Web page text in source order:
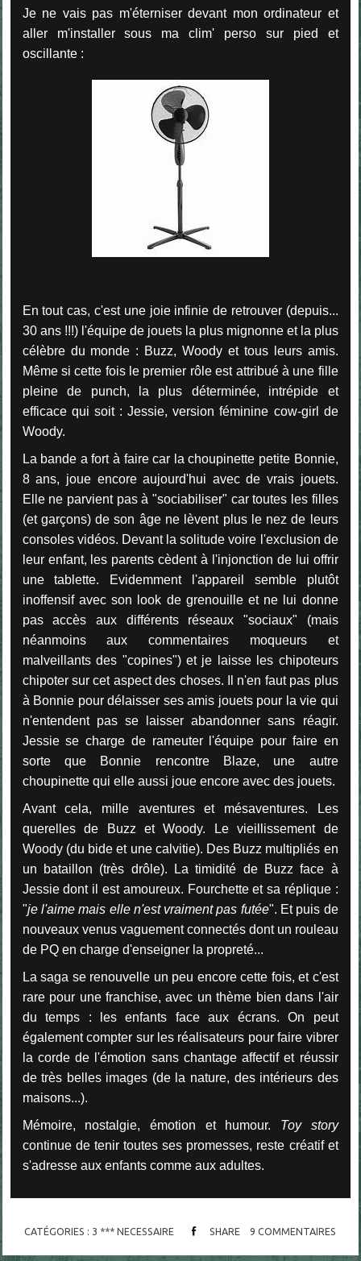
Je ne vais pas m'éterniser devant mon ordinateur et
aller m'installer sous ma clim' perso sur pied et
oscillante :
En tout cas, c'est une joie infinie de retrouver (depuis...
30 ans !!!) l'équipe de jouets la plus mignonne et la plus
célèbre du monde : Buzz, Woody et tous leurs amis.
Même si cette fois le premier rôle est attribué à une fille
pleine de punch, la plus déterminée, intrépide et
efficace qui soit : Jessie, version féminine cow-girl de
Woody.
La bande a fort à faire car la choupinette petite Bonnie,
8 ans, joue encore aujourd'hui avec de vrais jouets.
Elle ne parvient pas à "sociabiliser" car toutes les filles
(et garçons) de son âge ne lèvent plus le nez de leurs
consoles vidéos. Devant la solitude voire l'exclusion de
leur enfant, les parents cèdent à l'injonction de lui offrir
une tablette. Evidemment l'appareil semble plutôt
inoffensif avec son look de grenouille et ne lui donne
pas accès aux différents réseaux "sociaux" (mais
néanmoins aux commentaires moqueurs et
malveillants des "copines") et je laisse les chipoteurs
chipoter sur cet aspect des choses. Il n'en faut pas plus
à Bonnie pour délaisser ses amis jouets pour la vie qui
n'entendent pas se laisser abandonner sans réagir.
Jessie se charge de rameuter l'équipe pour faire en
sorte que Bonnie rencontre Blaze, une autre
choupinette qui elle aussi joue encore avec des jouets.
Avant cela, mille aventures et mésaventures. Les
querelles de Buzz et Woody. Le vieillissement de
Woody (du bide et une calvitie). Des Buzz multipliés en
un bataillon (très drôle). La timidité de Buzz face à
Jessie dont il est amoureux. Fourchette et sa réplique :
"je l'aime mais elle n'est vraiment pas futée". Et puis de
nouveaux venus vaguement connectés dont un rouleau
de PQ en charge d'enseigner la propreté...
La saga se renouvelle un peu encore cette fois, et c'est
rare pour une franchise, avec un thème bien dans l'air
du temps : les enfants face aux écrans. On peut
également compter sur les réalisateurs pour faire vibrer
la corde de l'émotion sans chantage affectif et réussir
de très belles images (de la nature, des intérieurs des
maisons...).
Mémoire, nostalgie, émotion et humour. Toy story
continue de tenir toutes ses promesses, reste créatif et
s'adresse aux enfants comme aux adultes.
CATÉGORIES : 3 *** NECESSAIRE SHARE 9 COMMENTAIRES